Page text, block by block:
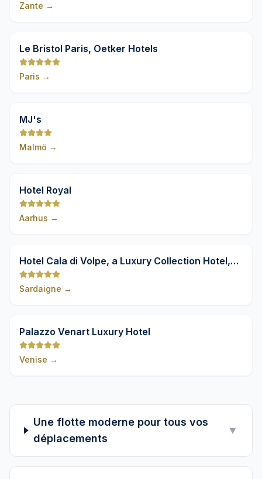
Zante →
Le Bristol Paris, Oetker Hotels
Paris →
MJ's
Malmö →
Hotel Royal
Aarhus →
Hotel Cala di Volpe, a Luxury Collection Hotel,
Costa Smeralda
Sardaigne →
Palazzo Venart Luxury Hotel
Venise →
Une flotte moderne pour tous vos
déplacements
▼